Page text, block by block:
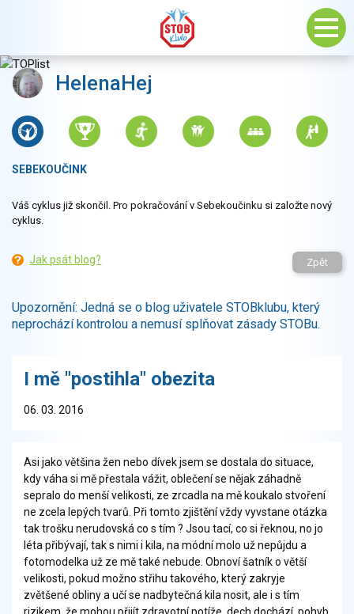
HelenaHej
SEBEKOUČINK
Váš cyklus již skončil. Pro pokračování v Sebekoučinku si založte nový
cyklus.
Jak psát blog? Zpět
Upozornění: Jedná se o blog uživatele STOBklubu, který
neprochází kontrolou a nemusí splňovat zásady STOBu.
I mě "postihla" obezita
06. 03. 2016
Asi jako většina žen nebo dívek jsem se dostala do situace,
kdy váha si mě přestala vážit, oblečení se nějak záhadně
sepralo do menší velikosti, ze zrcadla na mě koukalo stvoření
ne zcela lepých tvarů. Při tomto zjištění vždy vyvstane otázka
tak trošku nerudovská co s tím ? Jsou tací, co si řeknou, no jo
léta přibývají, tak s nimi i kila, na módní molo už nepůjdu a
fotomodelka už ze mě také nebude. Obnoví šatník o větší
velikosti, pokud možno střihu takového, který zakryje
zvětšené obliny a učí se nadbytečná kila nosit, ale i s tím